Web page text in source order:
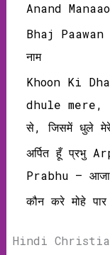
Anand
Bhaj Paawan
नाम
Khoon Ki
dhule mere,
से, जिसमें धुले
अर्पित हूँ प्रभु
Prabhu –
कौन करे मोहे
Hindi